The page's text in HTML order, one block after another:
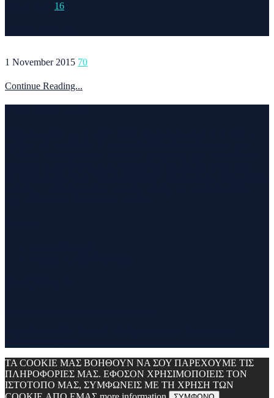
16
1 November 2015 70
Continue Reading...
ΤΑ COOKIE ΜΑΣ ΒΟΗΘΟΥΝ ΝΑ ΣΟΥ ΠΑΡΕΧΟΥΜΕ ΤΙΣ
ΠΛΗΡΟΦΟΡΙΕΣ ΜΑΣ. ΕΦΟΣΟΝ ΧΡΗΣΙΜΟΠΟΙΕΙΣ ΤΟΝ
ΙΣΤΟΤΟΠΟ ΜΑΣ, ΣΥΜΦΩΝΕΙΣ ΜΕ ΤΗ ΧΡΗΣΗ ΤΩΝ